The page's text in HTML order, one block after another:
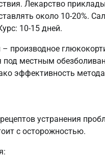
Лекарство
около 10-20%.
10-15 дней.
производное
местным
эффективность
устранения
с осторожностью.